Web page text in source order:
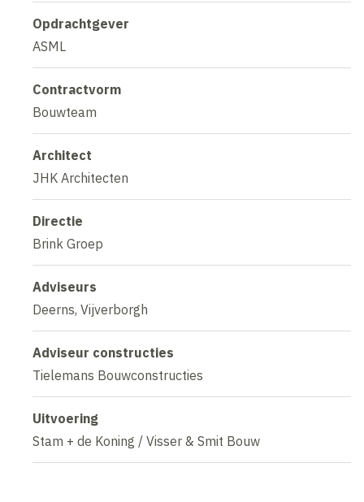
Opdrachtgever
ASML
Contractvorm
Bouwteam
Architect
JHK Architecten
Directie
Brink Groep
Adviseurs
Deerns, Vijverborgh
Adviseur constructies
Tielemans Bouwconstructies
Uitvoering
Stam + de Koning / Visser & Smit Bouw